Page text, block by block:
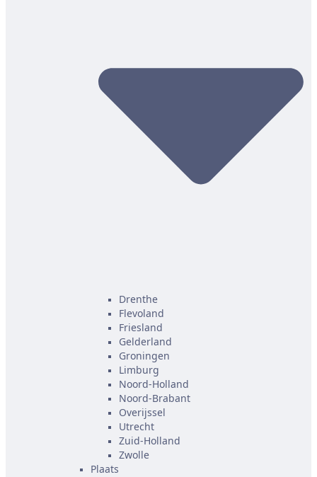
Drenthe
Flevoland
Friesland
Gelderland
Groningen
Limburg
Noord-Holland
Noord-Brabant
Overijssel
Utrecht
Zuid-Holland
Zwolle
Plaats